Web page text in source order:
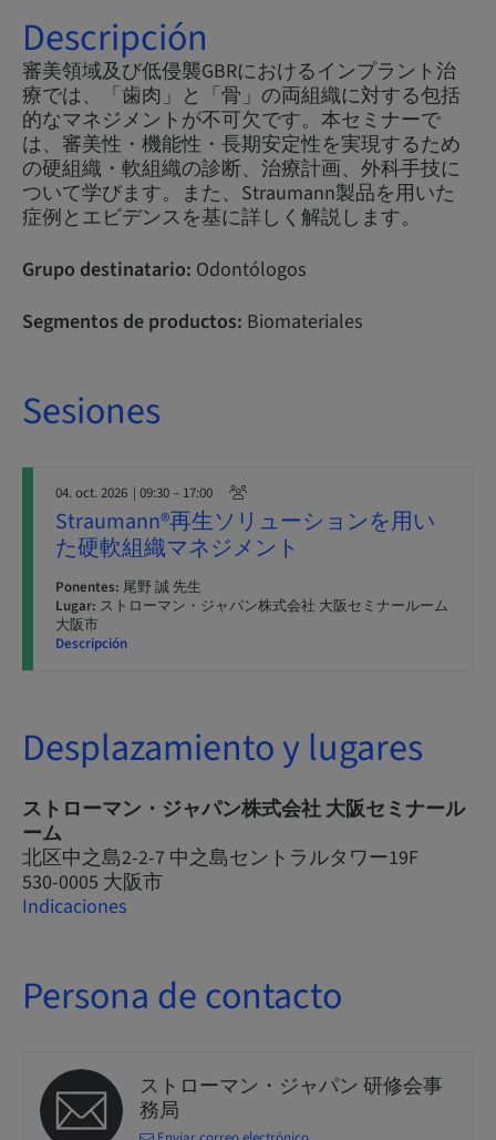
Descripción
審美領域及び低侵襲GBRにおけるインプラント治
療では、「歯肉」と「骨」の両組織に対する包括
的なマネジメントが不可欠です。本セミナーで
は、審美性・機能性・長期安定性を実現するため
の硬組織・軟組織の診断、治療計画、外科手技に
ついて学びます。また、Straumann製品を用いた
症例とエビデンスを基に詳しく解説します。
Grupo destinatario: Odontólogos
Segmentos de productos: Biomateriales
Sesiones
04. oct. 2026 | 09:30 – 17:00
Straumann®再生ソリューションを用い
た硬軟組織マネジメント
Ponentes: 尾野 誠 先生
Lugar: ストローマン・ジャパン株式会社 大阪セミナールーム
大阪市
Descripción
Desplazamiento y lugares
ストローマン・ジャパン株式会社 大阪セミナール
ーム
北区中之島2-2-7 中之島セントラルタワー19F
530-0005 大阪市
Indicaciones
Persona de contacto
ストローマン・ジャパン 研修会事
務局